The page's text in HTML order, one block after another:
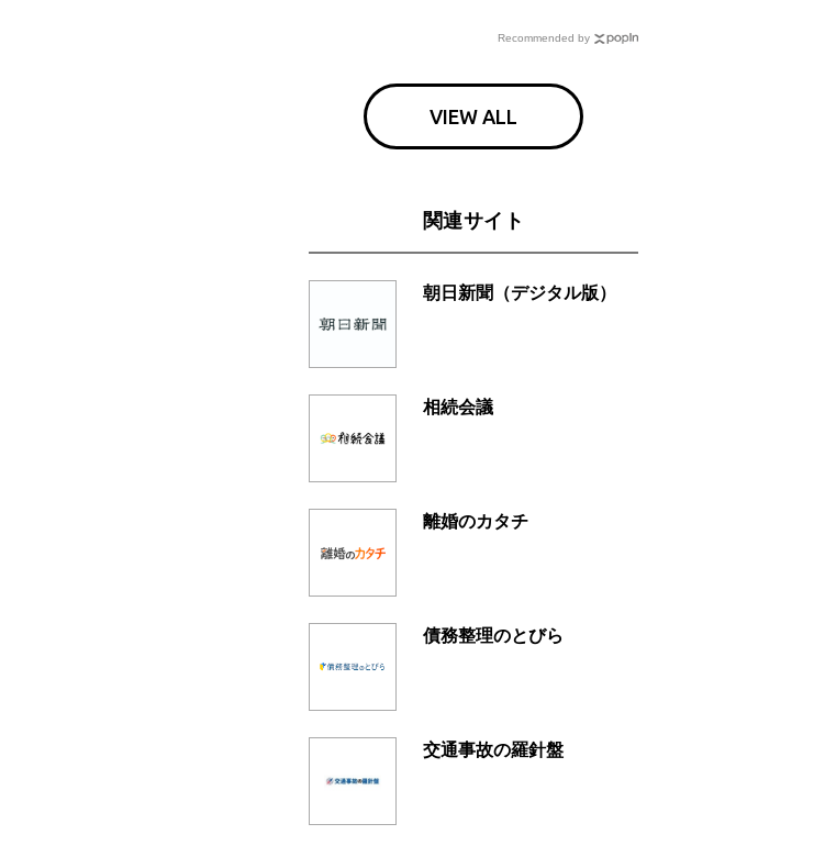
Recommended by
VIEW ALL
関連サイト
朝日新聞（デジタル版）
相続会議
離婚のカタチ
債務整理のとびら
交通事故の羅針盤